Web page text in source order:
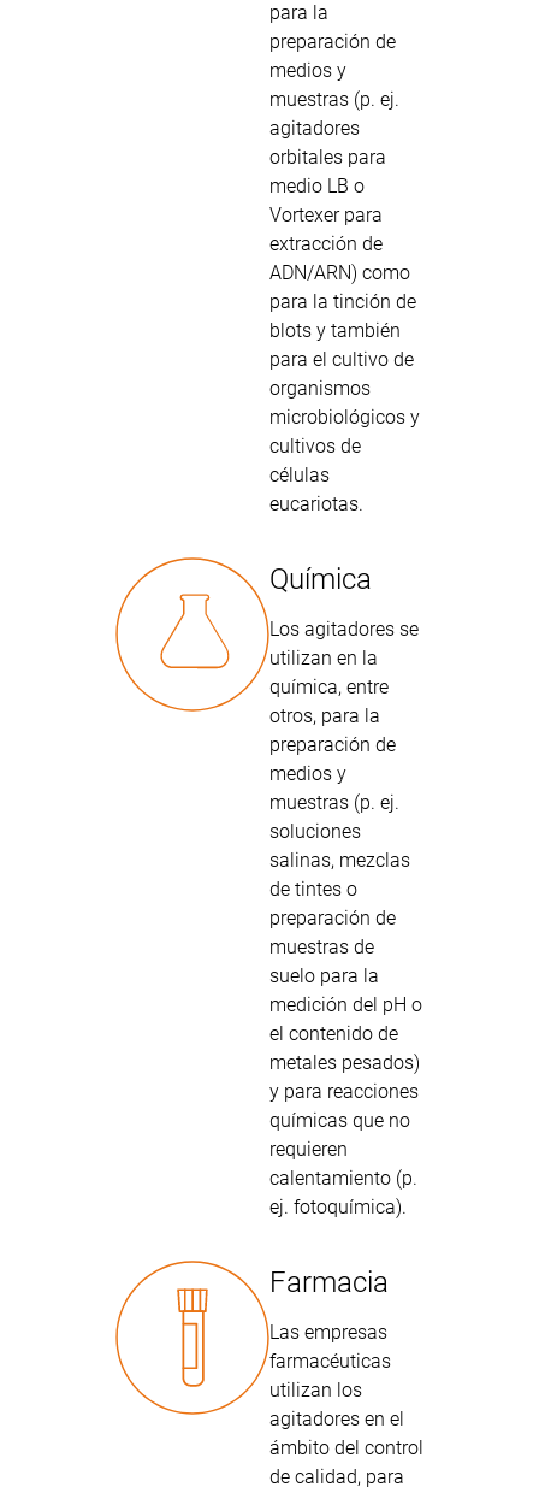
para la
preparación de
medios y
muestras (p. ej.
agitadores
orbitales para
medio LB o
Vortexer para
extracción de
ADN/ARN) como
para la tinción de
blots y también
para el cultivo de
organismos
microbiológicos y
cultivos de
células
eucariotas.
Química
Los agitadores se
utilizan en la
química, entre
otros, para la
preparación de
medios y
muestras (p. ej.
soluciones
salinas, mezclas
de tintes o
preparación de
muestras de
suelo para la
medición del pH o
el contenido de
metales pesados)
y para reacciones
químicas que no
requieren
calentamiento (p.
ej. fotoquímica).
Farmacia
Las empresas
farmacéuticas
utilizan los
agitadores en el
ámbito del control
de calidad, para